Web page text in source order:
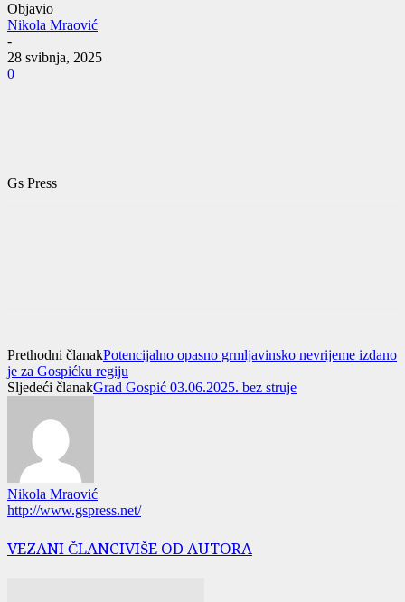
Objavio
Nikola Mraović
-
28 svibnja, 2025
0
Gs Press
Prethodni članakPotencijalno opasno grmljavinsko nevrijeme izdano
je za Gospićku regiju
Sljedeći članakGrad Gospić 03.06.2025. bez struje
Nikola Mraović
http://www.gspress.net/
VEZANI ČLANCIVIŠE OD AUTORA